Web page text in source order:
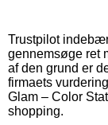
Trustpilot
gennemsøge ret
af den grund er
firmaets
Glam – Color
shopping.